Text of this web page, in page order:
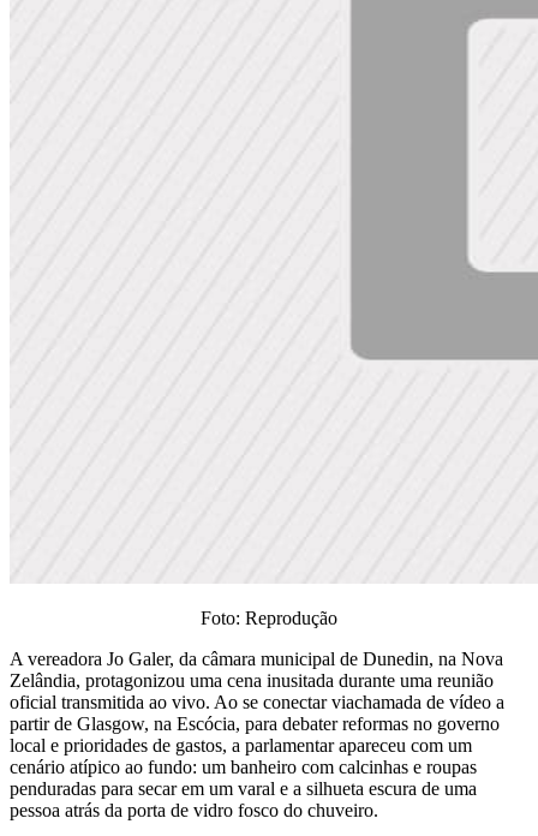
Foto: Reprodução
A vereadora Jo Galer, da câmara municipal de Dunedin, na Nova
Zelândia, protagonizou uma cena inusitada durante uma reunião
oficial transmitida ao vivo. Ao se conectar viachamada de vídeo a
partir de Glasgow, na Escócia, para debater reformas no governo
local e prioridades de gastos, a parlamentar apareceu com um
cenário atípico ao fundo: um banheiro com calcinhas e roupas
penduradas para secar em um varal e a silhueta escura de uma
pessoa atrás da porta de vidro fosco do chuveiro.